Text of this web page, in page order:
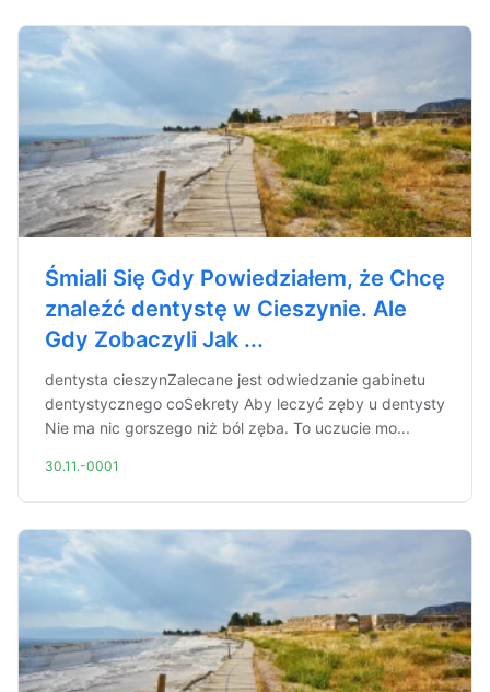
Śmiali Się Gdy Powiedziałem, że Chcę
znaleźć dentystę w Cieszynie. Ale
Gdy Zobaczyli Jak ...
dentysta cieszynZalecane jest odwiedzanie gabinetu
dentystycznego coSekrety Aby leczyć zęby u dentysty
Nie ma nic gorszego niż ból zęba. To uczucie mo...
30.11.-0001